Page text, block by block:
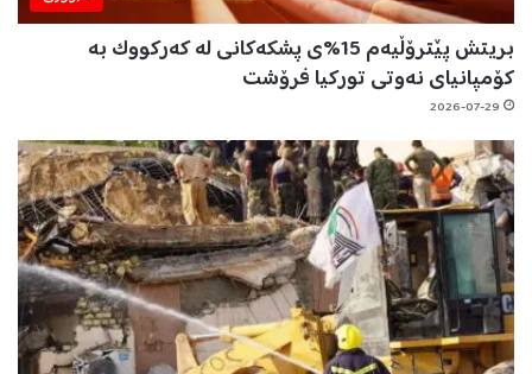
بریتش پێترۆڵیەم 15%ی پشکەکانی لە کەرکووک بە
کۆمپانیای نەوتی تورکیا فرۆشت
2026-07-29